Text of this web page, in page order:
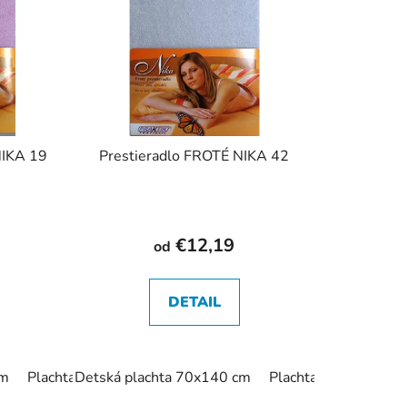
90x200 cm Plachta 120x200 cm Plachta 140x200
19
Plachta 90x200 cm Plachta 120x200 cm
Prestieradlo FROTÉ NIKA 42
od €12,19
DETAIL
Detská plachta 70x140 cm Plachta 160x200 cm